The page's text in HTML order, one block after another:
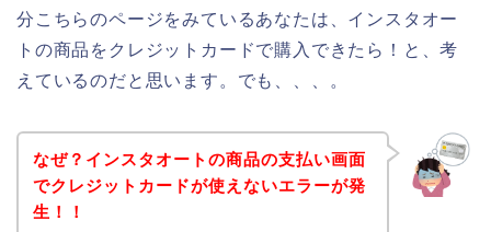
分こちらのページをみているあなたは、インスタオー
トの商品をクレジットカードで購入できたら！と、考
えているのだと思います。でも、、、。
なぜ？インスタオートの商品の支払い画面
でクレジットカードが使えないエラーが発
生！！